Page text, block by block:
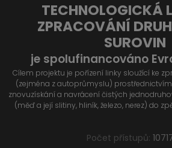
TECHNOLOGICKÁ
ZPRACOVÁNÍ
SUROVIN
je spolufinancováno
Cílem projektu je pořízení linky sloužící ke
(zejména z autoprůmyslu)
znovuzískání a navrácení čistých
(měď a její slitiny, hliník, železo, nerez) do
Počet přístupů: